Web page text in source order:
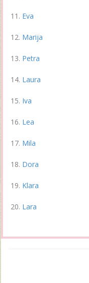
Eva
Marija
Petra
Laura
Iva
Lea
Mila
Dora
Klara
Lara